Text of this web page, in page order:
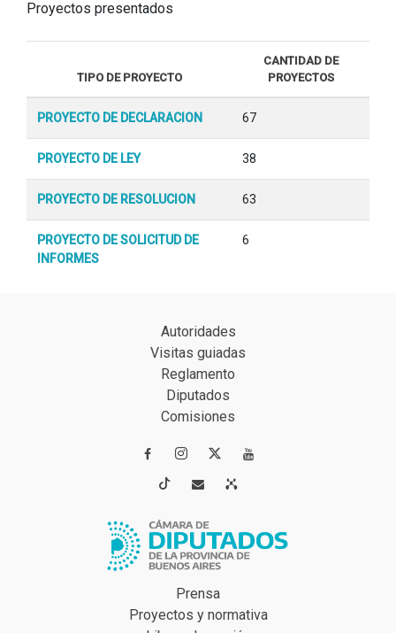
Proyectos presentados
TIPO DE PROYECTO
CANTIDAD DE
PROYECTOS
PROYECTO DE DECLARACION 67
PROYECTO DE LEY 38
PROYECTO DE RESOLUCION 63
PROYECTO DE SOLICITUD DE
INFORMES
6
Autoridades
Visitas guiadas
Reglamento
Diputados
Comisiones
 
 
Prensa
Proyectos y normativa